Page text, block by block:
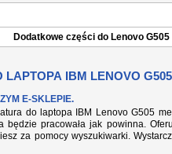
Dodatkowe części do Lenovo G505
LAPTOPA IBM LENOVO G505
E-SKLEPIE.
do laptopa IBM Lenovo G505
będzie pracowała jak powinna.
za pomocy wyszukiwarki.